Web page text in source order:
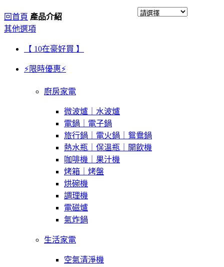
回首頁 產品介紹
其他選項
【 10在豪好買 】
⚡限時優惠⚡
廚房家電
微波爐｜水波爐
電鍋｜電子鍋
旅行鍋｜電火鍋｜鴛鴦鍋
熱水瓶｜保溫瓶｜開飲機
咖啡機｜果汁機
烤箱｜烤盤
烘碗機
調理機
電磁爐
氣炸鍋
生活家電
空氣清淨機